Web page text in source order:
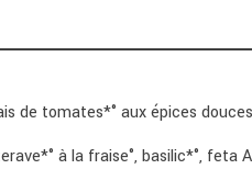
de tomates*° aux épices
à la fraise°, basilic*°, feta